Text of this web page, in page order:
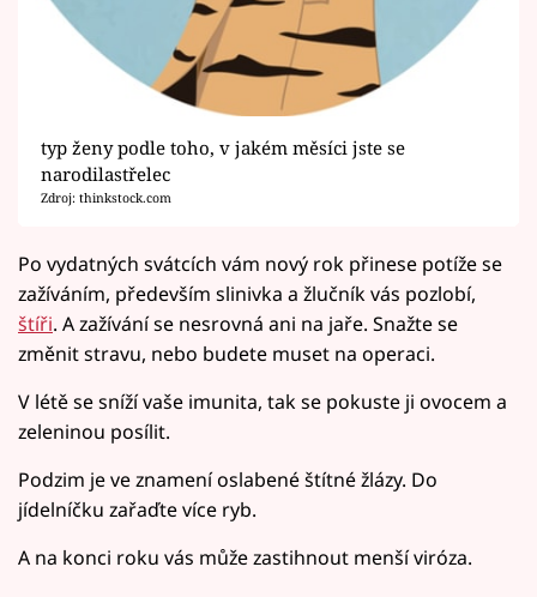
typ ženy podle toho, v jakém měsíci jste se
narodilastřelec
Zdroj: thinkstock.com
Po vydatných svátcích vám nový rok přinese potíže se
zažíváním, především slinivka a žlučník vás pozlobí,
štíři. A zažívání se nesrovná ani na jaře. Snažte se
změnit stravu, nebo budete muset na operaci.
V létě se sníží vaše imunita, tak se pokuste ji ovocem a
zeleninou posílit.
Podzim je ve znamení oslabené štítné žlázy. Do
jídelníčku zařaďte více ryb.
A na konci roku vás může zastihnout menší viróza.